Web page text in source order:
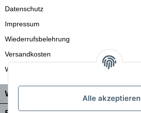
Datenschutz
Impressum
Wiederrufsbelehrung
Versandkosten
Wir liefern auch in die Schweiz
Wo Sie uns finden Alle akzeptieren